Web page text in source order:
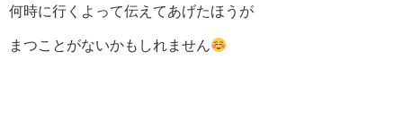
何時に行くよって伝えてあげたほうが
まつことがないかもしれません